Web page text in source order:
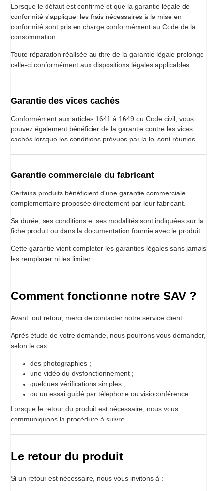
Lorsque le défaut est confirmé et que la garantie légale de
conformité s'applique, les frais nécessaires à la mise en
conformité sont pris en charge conformément au Code de la
consommation.
Toute réparation réalisée au titre de la garantie légale prolonge
celle-ci conformément aux dispositions légales applicables.
Garantie des vices cachés
Conformément aux articles 1641 à 1649 du Code civil, vous
pouvez également bénéficier de la garantie contre les vices
cachés lorsque les conditions prévues par la loi sont réunies.
Garantie commerciale du fabricant
Certains produits bénéficient d'une garantie commerciale
complémentaire proposée directement par leur fabricant.
Sa durée, ses conditions et ses modalités sont indiquées sur la
fiche produit ou dans la documentation fournie avec le produit.
Cette garantie vient compléter les garanties légales sans jamais
les remplacer ni les limiter.
Comment fonctionne notre SAV ?
Avant tout retour, merci de contacter notre service client.
Après étude de votre demande, nous pourrons vous demander,
selon le cas :
des photographies ;
une vidéo du dysfonctionnement ;
quelques vérifications simples ;
ou un essai guidé par téléphone ou visioconférence.
Lorsque le retour du produit est nécessaire, nous vous
communiquons la procédure à suivre.
Le retour du produit
Si un retour est nécessaire, nous vous invitons à :